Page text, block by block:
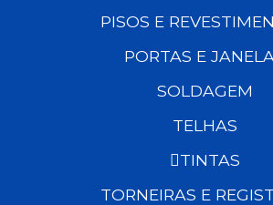
PISOS E
PORTAS E
SOLDAGEM
TELHAS
TINTAS
TORNEIRAS E